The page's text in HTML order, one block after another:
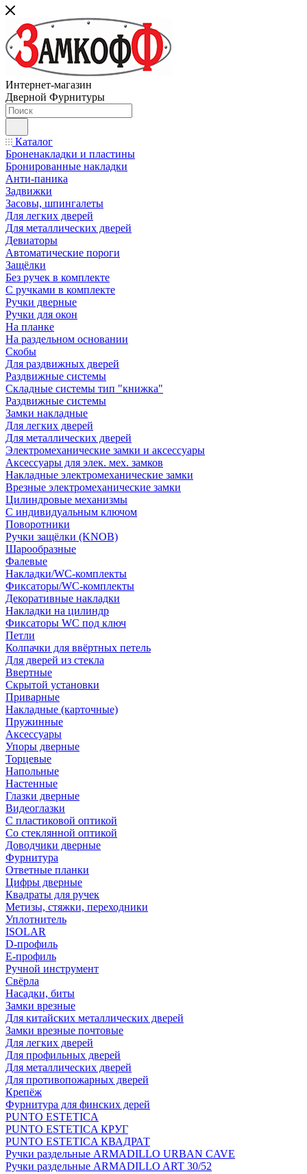
Интернет-магазин
Дверной Фурнитуры
Каталог
Броненакладки и пластины
Бронированные накладки
Анти-паника
Задвижки
Засовы, шпингалеты
Для легких дверей
Для металлических дверей
Девиаторы
Автоматические пороги
Защёлки
Без ручек в комплекте
С ручками в комплекте
Ручки дверные
Ручки для окон
На планке
На раздельном основании
Скобы
Для раздвижных дверей
Раздвижные системы
Складные системы тип "книжка"
Раздвижные системы
Замки накладные
Для легких дверей
Для металлических дверей
Электромеханические замки и аксессуары
Аксессуары для элек. мех. замков
Накладные электромеханические замки
Врезные электромеханические замки
Цилиндровые механизмы
С индивидуальным ключом
Поворотники
Ручки защёлки (KNOB)
Шарообразные
Фалевые
Накладки/WC-комплекты
Фиксаторы/WC-комплекты
Декоративные накладки
Накладки на цилиндр
Фиксаторы WC под ключ
Петли
Колпачки для ввёртных петель
Для дверей из стекла
Ввертные
Скрытой установки
Приварные
Накладные (карточные)
Пружинные
Аксессуары
Упоры дверные
Торцевые
Напольные
Настенные
Глазки дверные
Видеоглазки
С пластиковой оптикой
Со стеклянной оптикой
Доводчики дверные
Фурнитура
Ответные планки
Цифры дверные
Квадраты для ручек
Метизы, стяжки, переходники
Уплотнитель
ISOLAR
D-профиль
Е-профиль
Ручной инструмент
Свёрла
Насадки, биты
Замки врезные
Для китайских металлических дверей
Замки врезные почтовые
Для легких дверей
Для профильных дверей
Для металлических дверей
Для противопожарных дверей
Крепёж
Фурнитура для финских дерей
PUNTO ESTETICA
PUNTO ESTETICA КРУГ
PUNTO ESTETICA КВАДРАТ
Ручки раздельные ARMADILLO URBAN CAVE
Ручки раздельные ARMADILLO ART 30/52